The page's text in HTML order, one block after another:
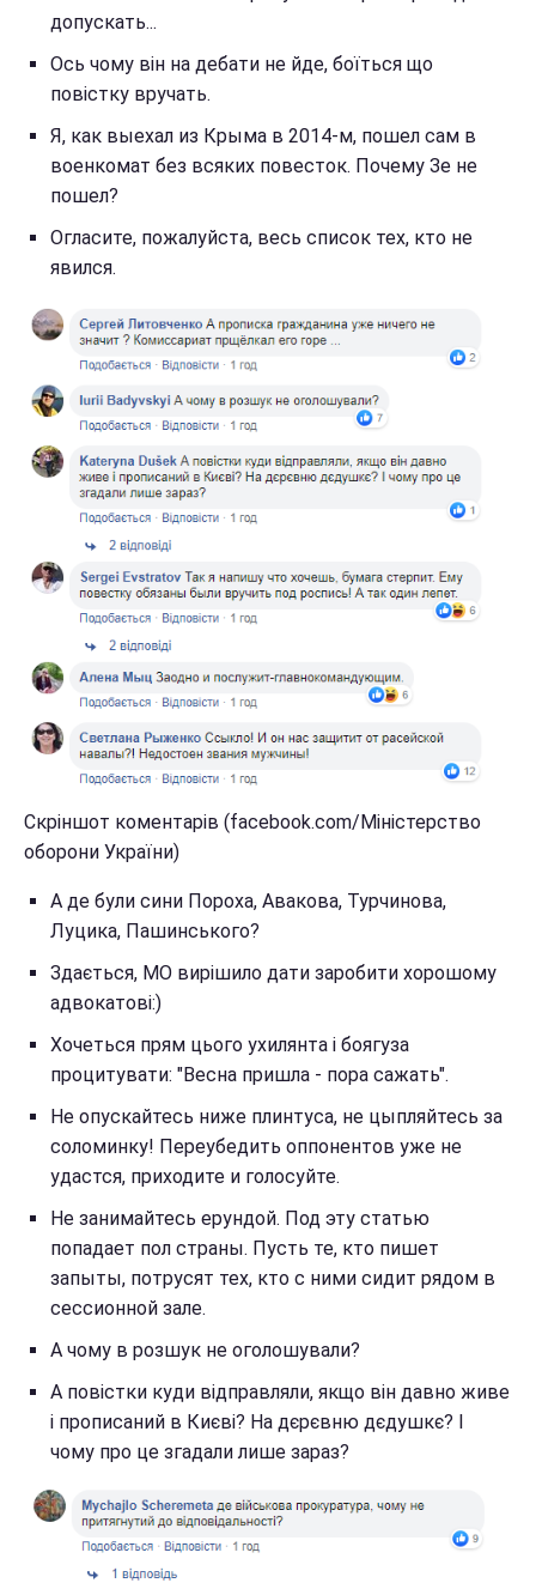
допускать...
Ось чому він на дебати не йде, боїться що
повістку вручать.
Я, как выехал из Крыма в 2014-м, пошел сам в
военкомат без всяких повесток. Почему Зе не
пошел?
Огласите, пожалуйста, весь список тех, кто не
явился.
Скріншот коментарів (facebook.com/Міністерство
оборони України)
А де були сини Пороха, Авакова, Турчинова,
Луцика, Пашинського?
Здається, МО вирішило дати заробити хорошому
адвокатові:)
Хочеться прям цього ухилянта і боягуза
процитувати: "Весна пришла - пора сажать".
Не опускайтесь ниже плинтуса, не цыпляйтесь за
соломинку! Переубедить оппонентов уже не
удастся, приходите и голосуйте.
Не занимайтесь ерундой. Под эту статью
попадает пол страны. Пусть те, кто пишет
запыты, потрусят тех, кто с ними сидит рядом в
сессионной зале.
А чому в розшук не оголошували?
А повістки куди відправляли, якщо він давно живе
і прописаний в Києві? На дєрєвню дєдушкє? І
чому про це згадали лише зараз?